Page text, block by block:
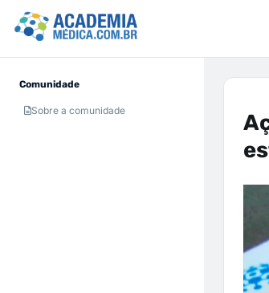
Comunidade
Sobre a comunidade